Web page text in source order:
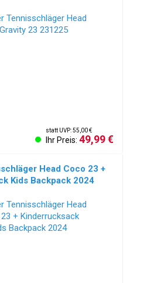
statt UVP: 55,00 €
Ihr Preis: 49,99 €
Head Coco 23 +
Kids Backpack 2024